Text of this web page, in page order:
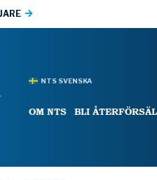
NTS SVENSKA
OM NTS BLI